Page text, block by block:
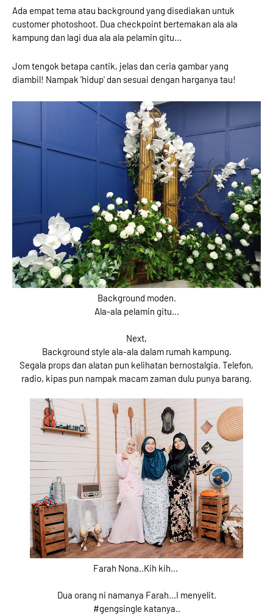
Ada empat tema atau background yang disediakan untuk
customer photoshoot. Dua checkpoint bertemakan ala ala
kampung dan lagi dua ala ala pelamin gitu...
Jom tengok betapa cantik, jelas dan ceria gambar yang
diambil! Nampak 'hidup' dan sesuai dengan harganya tau!
Background moden.
Ala-ala pelamin gitu...
Next,
Background style ala-ala dalam rumah kampung.
Segala props dan alatan pun kelihatan bernostalgia. Telefon,
radio, kipas pun nampak macam zaman dulu punya barang.
Farah Nona..Kih kih...
Dua orang ni namanya Farah...I menyelit.
#gengsingle katanya..